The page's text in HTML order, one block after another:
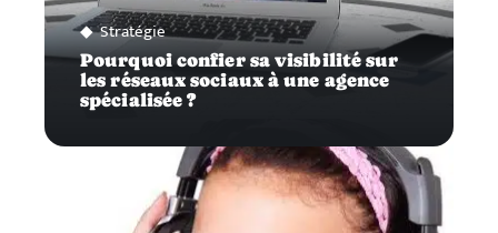
Stratégie
Pourquoi confier sa visibilité sur
les réseaux sociaux à une agence
spécialisée ?